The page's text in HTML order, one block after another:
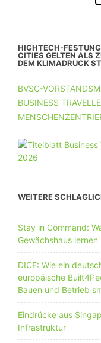
HIGHTECH-
CITIES GELTEN ALS
DEM KLIMADRUCK
BVSC-
BUSINESS
WEITERE
Stay in Command:
Gewächshaus lernen
DICE: Wie ein
europäische
Bauen und Betrieb
Eindrücke aus
Infrastruktur